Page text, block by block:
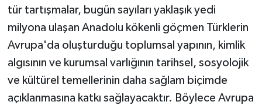
tür tartışmalar, bugün sayıları yaklaşık yedi
milyona ulaşan Anadolu kökenli göçmen Türklerin
Avrupa'da oluşturduğu toplumsal yapının, kimlik
algısının ve kurumsal varlığının tarihsel, sosyolojik
ve kültürel temellerinin daha sağlam biçimde
açıklanmasına katkı sağlayacaktır. Böylece Avrupa